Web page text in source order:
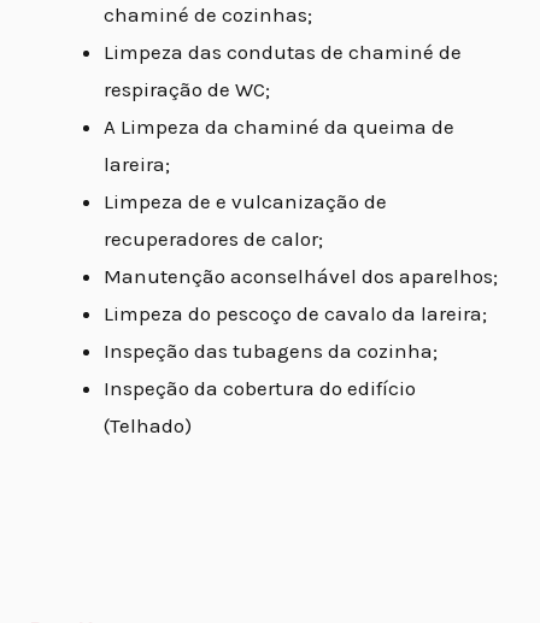
chaminé de cozinhas;
Limpeza das condutas de chaminé de
respiração de WC;
A Limpeza da chaminé da queima de
lareira;
Limpeza de e vulcanização de
recuperadores de calor;
Manutenção aconselhável dos aparelhos;
Limpeza do pescoço de cavalo da lareira;
Inspeção das tubagens da cozinha;
Inspeção da cobertura do edifício
(Telhado)